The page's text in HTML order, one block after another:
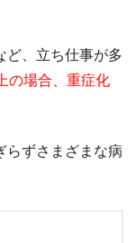
ど、立ち仕事が多
の場合、重症化
らずさまざまな病